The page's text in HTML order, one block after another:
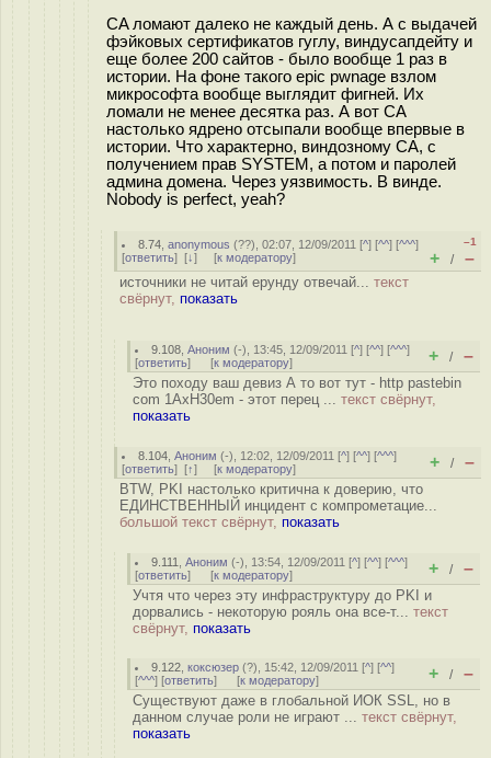
CA ломают далеко не каждый день. А с выдачей
фэйковых сертификатов гуглу, виндусапдейту и
еще более 200 сайтов - было вообще 1 раз в
истории. На фоне такого epic pwnage взлом
микрософта вообще выглядит фигней. Их
ломали не менее десятка раз. А вот CA
настолько ядрено отсыпали вообще впервые в
истории. Что характерно, виндозному CA, с
получением прав SYSTEM, а потом и паролей
админа домена. Через уязвимость. В винде.
Nobody is perfect, yeah?
8.74 ,anonymous (??), 02:07, 12/09/2011 [^] [^^] [^^^]
[ответить] [↓] [к модератору]
–1
+ / –
источники не читай ерунду отвечай... текст
свёрнут, показать
9.108 ,Аноним (-), 13:45, 12/09/2011 [^] [^^] [^^^]
[ответить] [к модератору] + / –
Это походу ваш девиз А то вот тут - http pastebin
com 1AxH30em - этот перец ... текст свёрнут,
показать
8.104 ,Аноним (-), 12:02, 12/09/2011 [^] [^^] [^^^]
[ответить] [↑] [к модератору] + / –
BTW, PKI настолько критична к доверию, что
ЕДИНСТВЕННЫЙ инцидент с компрометацие...
большой текст свёрнут, показать
9.111 ,Аноним (-), 13:54, 12/09/2011 [^] [^^] [^^^]
[ответить] [к модератору] + / –
Учтя что через эту инфраструктуру до PKI и
дорвались - некоторую рояль она все-т... текст
свёрнут, показать
9.122 ,коксюзер (?), 15:42, 12/09/2011 [^] [^^]
[^^^] [ответить] [к модератору] + / –
Существуют даже в глобальной ИОК SSL, но в
данном случае роли не играют ... текст свёрнут,
показать